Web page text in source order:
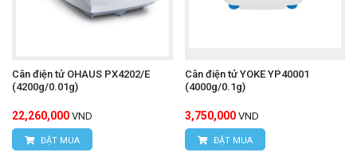
Cân điện tử OHAUS PX4202/E
(4200g/0.01g)
22,260,000 VND
ĐẶT MUA
Cân điện tử YOKE YP40001
(4000g/0.1g)
3,750,000 VND
ĐẶT MUA